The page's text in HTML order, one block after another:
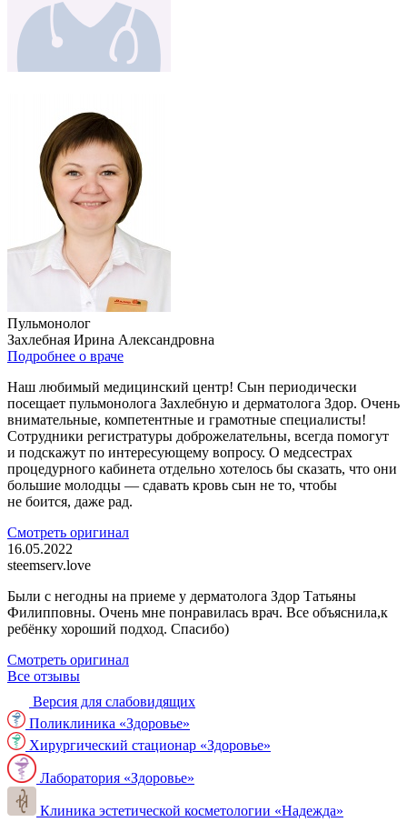
Пульмонолог
Захлебная Ирина Александровна
Подробнее о враче
Наш любимый медицинский центр! Сын периодически
посещает пульмонолога Захлебную и дерматолога Здор. Очень
внимательные, компетентные и грамотные специалисты!
Сотрудники регистратуры доброжелательны, всегда помогут
и подскажут по интересующему вопросу. О медсестрах
процедурного кабинета отдельно хотелось бы сказать, что они
большие молодцы — сдавать кровь сын не то, чтобы
не боится, даже рад.
Смотреть оригинал
16.05.2022
steemserv.love
Были с негодны на приеме у дерматолога Здор Татьяны
Филипповны. Очень мне понравилась врач. Все объяснила,к
ребёнку хороший подход. Спасибо)
Смотреть оригинал
Все отзывы
Версия для слабовидящих
Поликлиника «Здоровье»
Хирургический стационар «Здоровье»
Лаборатория «Здоровье»
Клиника эстетической косметологии «Надежда»